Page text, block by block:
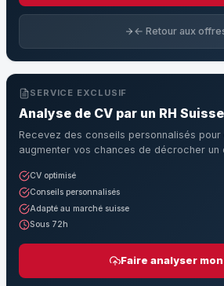
← Retour aux
SERVICE EXCLUSIF
Analyse de CV par un RH Suisse
Recevez des conseils personnalisés
augmenter vos chances de décrocher un
CV optimisé
Conseils personnalisés
Adapté au marché suisse
Sous 72h
Faire analyser mon